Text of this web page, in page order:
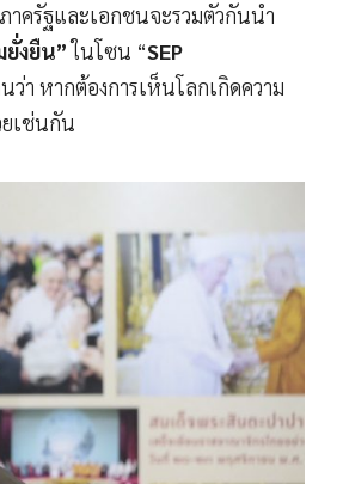
าครัฐและเอกชนจะรวมตัวกันนำ
งยืน”ในโซน “SEP
า หากต้องการเห็นโลกเกิดความ
เช่นกัน